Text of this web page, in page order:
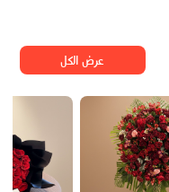
عرض الكل